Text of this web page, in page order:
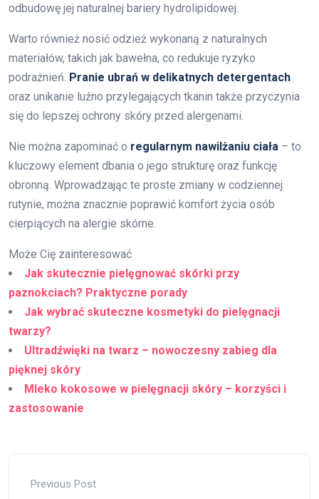
odbudowę jej naturalnej bariery hydrolipidowej.
Warto również nosić odzież wykonaną z naturalnych
materiałów, takich jak bawełna, co redukuje ryzyko
podrażnień. Pranie ubrań w delikatnych detergentach
oraz unikanie luźno przylegających tkanin także przyczynia
się do lepszej ochrony skóry przed alergenami.
Nie można zapominać o regularnym nawilżaniu ciała – to
kluczowy element dbania o jego strukturę oraz funkcję
obronną. Wprowadzając te proste zmiany w codziennej
rutynie, można znacznie poprawić komfort życia osób
cierpiących na alergie skórne.
Może Cię zainteresować
Jak skutecznie pielęgnować skórki przy
paznokciach? Praktyczne porady
Jak wybrać skuteczne kosmetyki do pielęgnacji
twarzy?
Ultradźwięki na twarz – nowoczesny zabieg dla
pięknej skóry
Mleko kokosowe w pielęgnacji skóry – korzyści i
zastosowanie
Previous Post